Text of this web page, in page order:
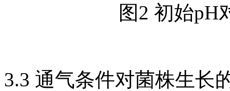
图2 初始pH
3.3 通气条件对菌株生长